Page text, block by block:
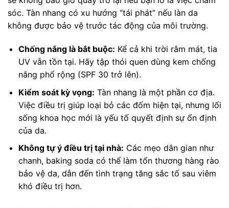
sóc. Tàn nhang có xu hướng “tái phát” nếu làn da
không được bảo vệ trước tác động của môi trường.
Chống nắng là bắt buộc: Kể cả khi trời râm mát, tia
UV vẫn tồn tại. Hãy tập thói quen dùng kem chống
nắng phổ rộng (SPF 30 trở lên).
Kiểm soát kỳ vọng: Tàn nhang là một phần cơ địa.
Việc điều trị giúp loại bỏ các đốm hiện tại, nhưng lối
sống khoa học mới là yếu tố quyết định sự ổn định
của da.
Không tự ý điều trị tại nhà: Các mẹo dân gian như
chanh, baking soda có thể làm tổn thương hàng rào
bảo vệ da, dẫn đến tình trạng tăng sắc tố sau viêm
khó điều trị hơn.